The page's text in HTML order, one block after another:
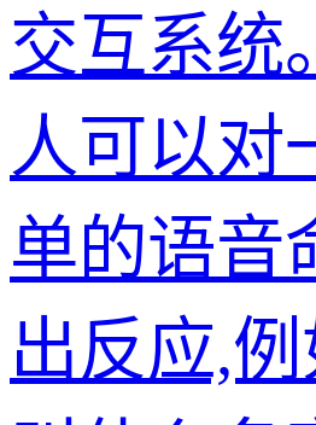
交互系统
人可以对
单的语音
出反应,